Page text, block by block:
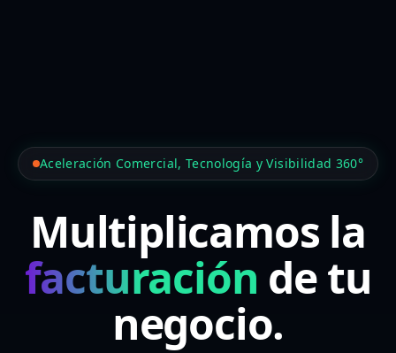
Aceleración Comercial, Tecnología y Visibilidad 360°
Multiplicamos la
facturación de tu
negocio.